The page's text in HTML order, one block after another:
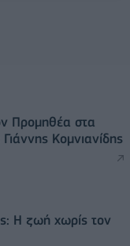
Προμηθέα στα
Κομνιανίδης
Η ζωή χωρίς τον